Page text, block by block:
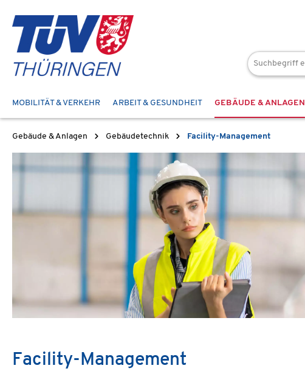
Hauptinhalt springen
Zur Suche springen
Zur Hauptnavigation springen
MOBILITÄT & VERKEHR ARBEIT & GESUNDHEIT GEBÄUDE & ANLAGEN
Gebäude & Anlagen Gebäudetechnik Facility-Management
Facility-Management